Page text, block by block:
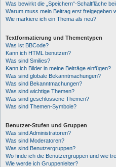
Was bewirkt die „Speichern“-Schaltfläche
Warum muss mein Beitrag erst freigegeben
Wie markiere ich ein Thema als neu?
Textformatierung und Thementypen
Was ist BBCode?
Kann ich HTML benutzen?
Was sind Smilies?
Kann ich Bilder in meine Beiträge einfügen?
Was sind globale Bekanntmachungen?
Was sind Bekanntmachungen?
Was sind wichtige Themen?
Was sind geschlossene Themen?
Was sind Themen-Symbole?
Benutzer-Stufen und Gruppen
Was sind Administratoren?
Was sind Moderatoren?
Was sind Benutzergruppen?
Wo finde ich die Benutzergruppen und wie
Wie werde ich Gruppenleiter?